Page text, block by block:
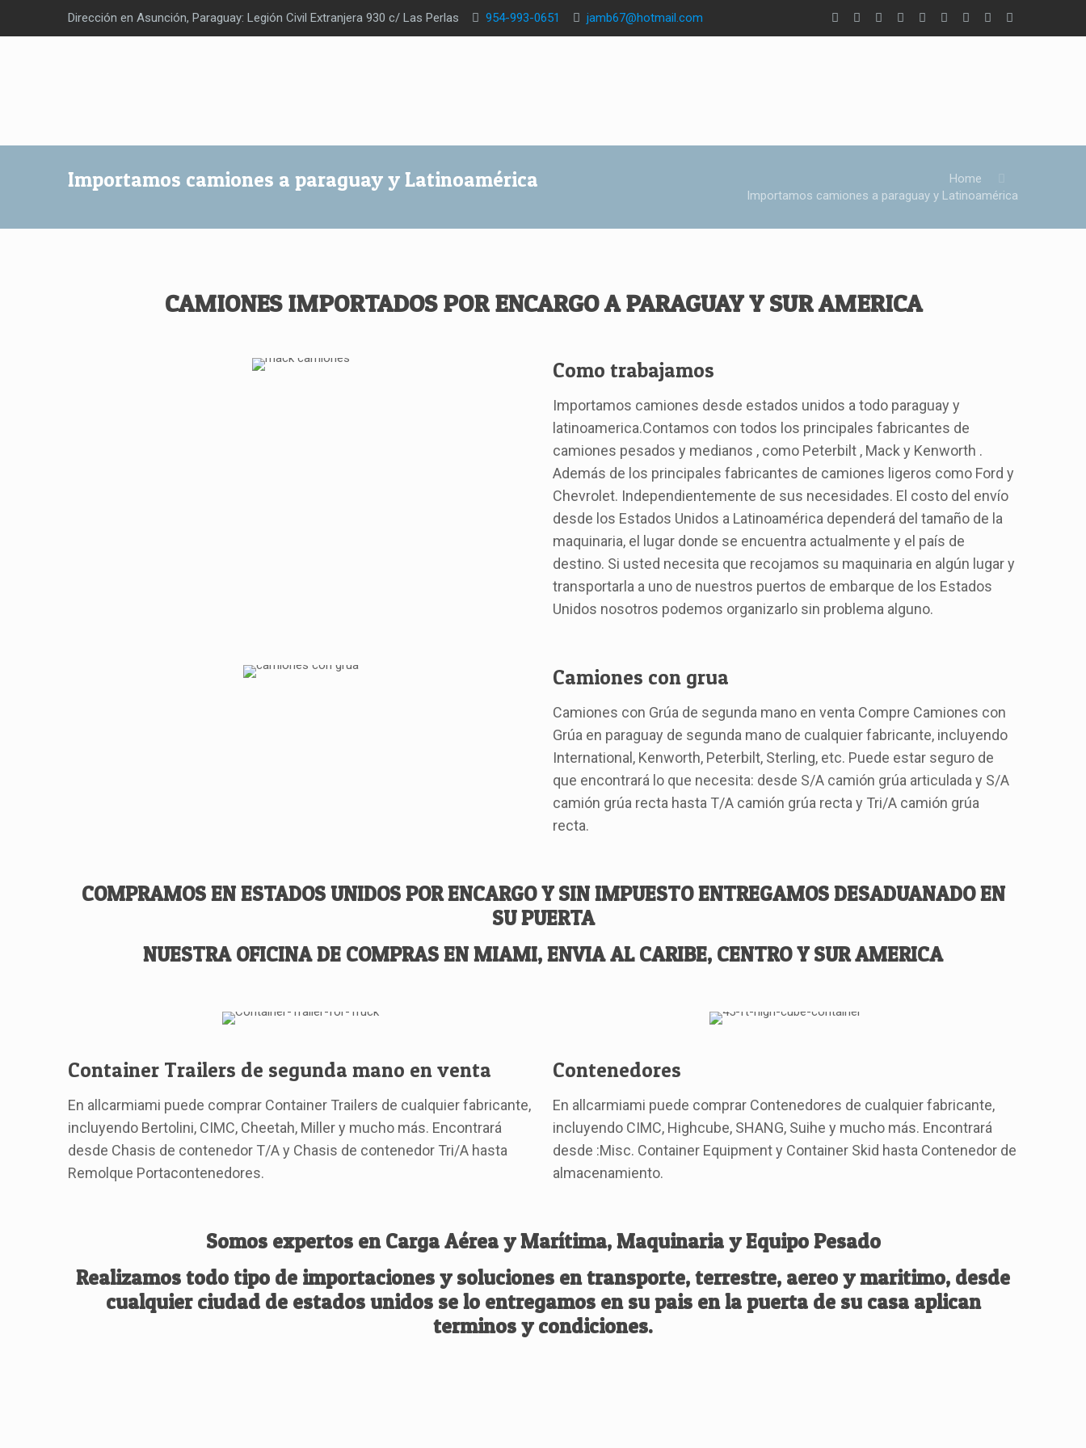
Dirección en Asunción, Paraguay: Legión Civil Extranjera 930 c/ Las Perlas 954-993-0651 jamb67@hotmail.com
Importamos camiones a paraguay y Latinoamérica
Home
Importamos camiones a paraguay y Latinoamérica
CAMIONES IMPORTADOS POR ENCARGO A PARAGUAY Y SUR AMERICA
Como trabajamos
Importamos camiones desde estados unidos a todo paraguay y
latinoamerica.Contamos con todos los principales fabricantes de
camiones pesados y medianos , como Peterbilt , Mack y Kenworth .
Además de los principales fabricantes de camiones ligeros como Ford y
Chevrolet. Independientemente de sus necesidades. El costo del envío
desde los Estados Unidos a Latinoamérica dependerá del tamaño de la
maquinaria, el lugar donde se encuentra actualmente y el país de
destino. Si usted necesita que recojamos su maquinaria en algún lugar y
transportarla a uno de nuestros puertos de embarque de los Estados
Unidos nosotros podemos organizarlo sin problema alguno.
Camiones con grua
Camiones con Grúa de segunda mano en venta Compre Camiones con
Grúa en paraguay de segunda mano de cualquier fabricante, incluyendo
International, Kenworth, Peterbilt, Sterling, etc. Puede estar seguro de
que encontrará lo que necesita: desde S/A camión grúa articulada y S/A
camión grúa recta hasta T/A camión grúa recta y Tri/A camión grúa
recta.
COMPRAMOS EN ESTADOS UNIDOS POR ENCARGO Y SIN IMPUESTO ENTREGAMOS DESADUANADO EN
SU PUERTA
NUESTRA OFICINA DE COMPRAS EN MIAMI, ENVIA AL CARIBE, CENTRO Y SUR AMERICA
Container Trailers de segunda mano en venta
En allcarmiami puede comprar Container Trailers de cualquier fabricante,
incluyendo Bertolini, CIMC, Cheetah, Miller y mucho más. Encontrará
desde Chasis de contenedor T/A y Chasis de contenedor Tri/A hasta
Remolque Portacontenedores.
Contenedores
En allcarmiami puede comprar Contenedores de cualquier fabricante,
incluyendo CIMC, Highcube, SHANG, Suihe y mucho más. Encontrará
desde :Misc. Container Equipment y Container Skid hasta Contenedor de
almacenamiento.
Somos expertos en Carga Aérea y Marítima, Maquinaria y Equipo Pesado
Realizamos todo tipo de importaciones y soluciones en transporte, terrestre, aereo y maritimo, desde
cualquier ciudad de estados unidos se lo entregamos en su pais en la puerta de su casa aplican
terminos y condiciones.